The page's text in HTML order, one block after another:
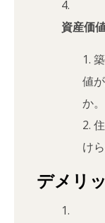
資産価
値
か。
け
デメリ